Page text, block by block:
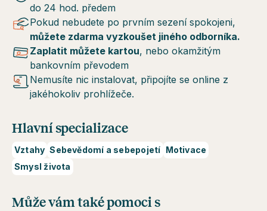
do 24 hod. předem
Pokud nebudete po prvním sezení spokojeni,
můžete zdarma vyzkoušet jiného odborníka.
Zaplatit můžete kartou, nebo okamžitým
bankovním převodem
Nemusíte nic instalovat, připojíte se online z
jakéhokoliv prohlížeče.
Hlavní specializace
Vztahy Sebevědomí a sebepojetí Motivace
Smysl života
Může vám také pomoci s